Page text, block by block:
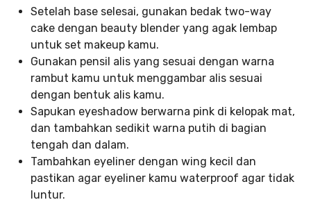
Setelah base selesai, gunakan bedak two-way
cake dengan beauty blender yang agak lembap
untuk set makeup kamu.
Gunakan pensil alis yang sesuai dengan warna
rambut kamu untuk menggambar alis sesuai
dengan bentuk alis kamu.
Sapukan eyeshadow berwarna pink di kelopak mat,
dan tambahkan sedikit warna putih di bagian
tengah dan dalam.
Tambahkan eyeliner dengan wing kecil dan
pastikan agar eyeliner kamu waterproof agar tidak
luntur.